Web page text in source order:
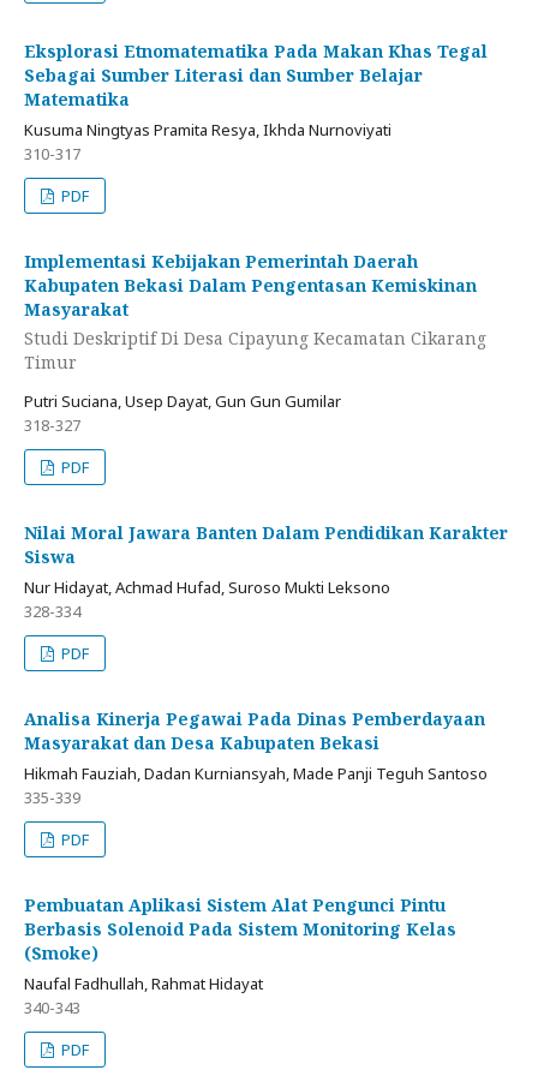
Eksplorasi Etnomatematika Pada Makan Khas Tegal
Sebagai Sumber Literasi dan Sumber Belajar
Matematika
Kusuma Ningtyas Pramita Resya, Ikhda Nurnoviyati
310-317
PDF
Implementasi Kebijakan Pemerintah Daerah
Kabupaten Bekasi Dalam Pengentasan Kemiskinan
Masyarakat
Studi Deskriptif Di Desa Cipayung Kecamatan Cikarang
Timur
Putri Suciana, Usep Dayat, Gun Gun Gumilar
318-327
PDF
Nilai Moral Jawara Banten Dalam Pendidikan Karakter
Siswa
Nur Hidayat, Achmad Hufad, Suroso Mukti Leksono
328-334
PDF
Analisa Kinerja Pegawai Pada Dinas Pemberdayaan
Masyarakat dan Desa Kabupaten Bekasi
Hikmah Fauziah, Dadan Kurniansyah, Made Panji Teguh Santoso
335-339
PDF
Pembuatan Aplikasi Sistem Alat Pengunci Pintu
Berbasis Solenoid Pada Sistem Monitoring Kelas
(Smoke)
Naufal Fadhullah, Rahmat Hidayat
340-343
PDF